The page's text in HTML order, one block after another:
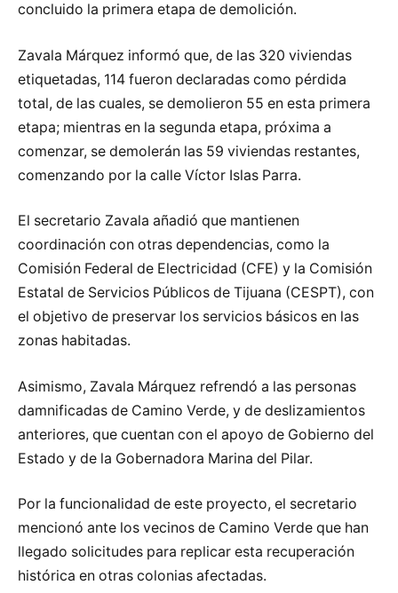
concluido la primera etapa de demolición.
Zavala Márquez informó que, de las 320 viviendas
etiquetadas, 114 fueron declaradas como pérdida
total, de las cuales, se demolieron 55 en esta primera
etapa; mientras en la segunda etapa, próxima a
comenzar, se demolerán las 59 viviendas restantes,
comenzando por la calle Víctor Islas Parra.
El secretario Zavala añadió que mantienen
coordinación con otras dependencias, como la
Comisión Federal de Electricidad (CFE) y la Comisión
Estatal de Servicios Públicos de Tijuana (CESPT), con
el objetivo de preservar los servicios básicos en las
zonas habitadas.
Asimismo, Zavala Márquez refrendó a las personas
damnificadas de Camino Verde, y de deslizamientos
anteriores, que cuentan con el apoyo de Gobierno del
Estado y de la Gobernadora Marina del Pilar.
Por la funcionalidad de este proyecto, el secretario
mencionó ante los vecinos de Camino Verde que han
llegado solicitudes para replicar esta recuperación
histórica en otras colonias afectadas.